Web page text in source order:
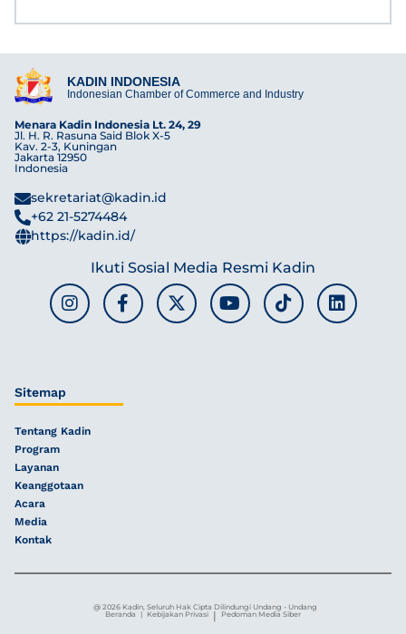
KADIN INDONESIA
Indonesian Chamber of Commerce and Industry
Menara Kadin Indonesia Lt. 24, 29
Jl. H. R. Rasuna Said Blok X-5
Kav. 2-3, Kuningan
Jakarta 12950
Indonesia
sekretariat@kadin.id
+62 21-5274484
https://kadin.id/
Ikuti Sosial Media Resmi Kadin
Sitemap
Tentang Kadin
Program
Layanan
Keanggotaan
Acara
Media
Kontak
@ 2026 Kadin, Seluruh Hak Cipta Dilindungi Undang - Undang
Beranda
| Kebijakan Privasi | Pedoman Media Siber